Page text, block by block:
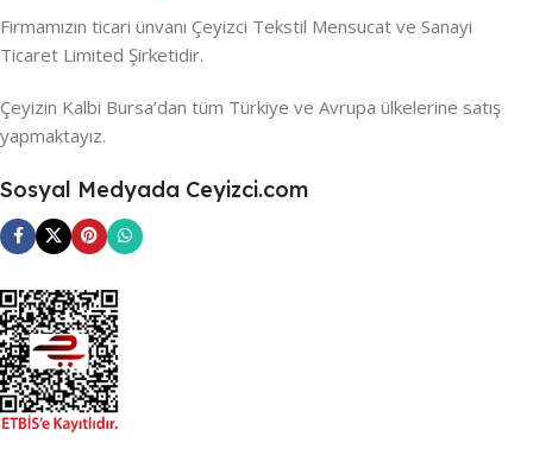
Firmamızın ticari ünvanı Çeyizci Tekstil Mensucat ve Sanayi
Ticaret Limited Şirketidir.
Çeyizin Kalbi Bursa’dan tüm Türkiye ve Avrupa ülkelerine satış
yapmaktayız.
Sosyal Medyada Ceyizci.com